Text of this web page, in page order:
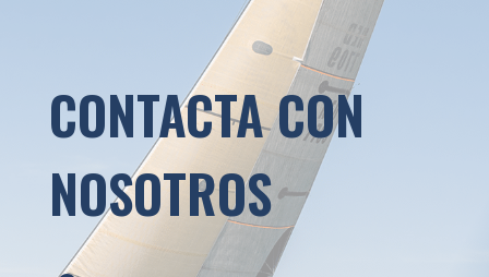
CONTACTA CON
NOSOTROS